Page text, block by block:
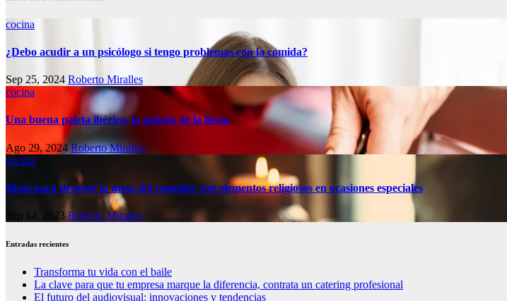
cocina
¿Debo acudir a un psicólogo si tengo problemas con la comida?
Sep 25, 2024 Roberto Miralles
cocina
Una buena paleta ibérica, la guinda de la fiesta
Ago 29, 2024Roberto Miralles
cocina
Ideas para decorar la mesa del comedor con elementos religiosos en ocasiones especiales
Sep 14, 2023Roberto Miralles
Entradas recientes
Transforma tu vida con el baile
La clave para que tu empresa marque la diferencia, contrata un catering profesional
El futuro del audiovisual: innovaciones y tendencias